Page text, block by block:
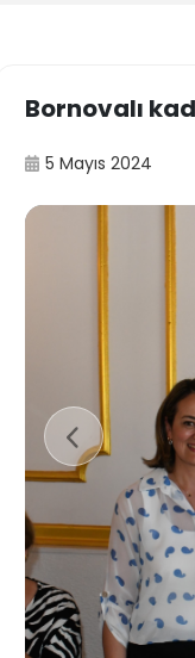
Bornovalı
5 Mayıs 2024